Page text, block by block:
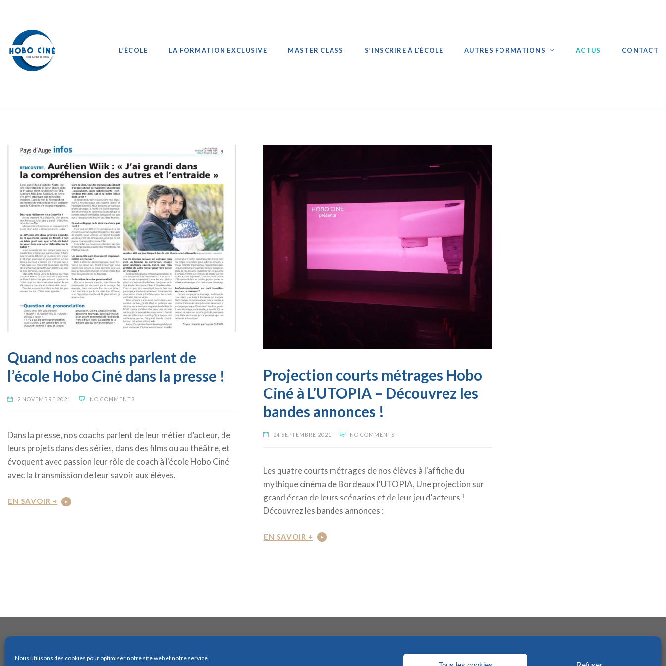
Nous utilisons des cookies pour optimiser notre site web et notre service.
L’ÉCOLE LA FORMATION EXCLUSIVE MASTER CLASS S’INSCRIRE À L’ÉCOLE AUTRES FORMATIONS ACTUS CONTACT
Quand nos coachs parlent de
l’école Hobo Ciné dans la presse !
2 NOVEMBRE 2021 NO COMMENTS
Dans la presse, nos coachs parlent de leur métier d’acteur, de
leurs projets dans des séries, dans des films ou au théâtre, et
évoquent avec passion leur rôle de coach à l'école Hobo Ciné
avec la transmission de leur savoir aux élèves.
EN SAVOIR +
Projection courts métrages Hobo
Ciné à L’UTOPIA – Découvrez les
bandes annonces !
24 SEPTEMBRE 2021 NO COMMENTS
Les quatre courts métrages de nos élèves à l'affiche du
mythique cinéma de Bordeaux l'UTOPIA, Une projection sur
grand écran de leurs scénarios et de leur jeu d'acteurs !
Découvrez les bandes annonces :
EN SAVOIR +